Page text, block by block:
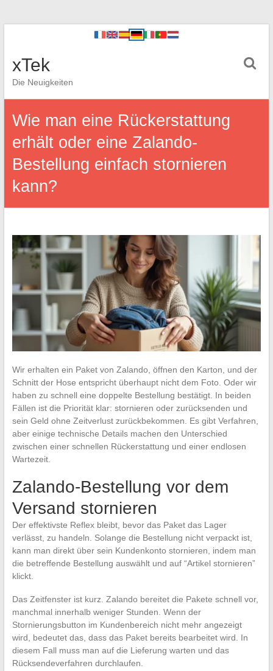
xTek
Die Neuigkeiten
Wie man eine Rückerstattung
erhält oder eine Zalando-
Bestellung einfach stornieren
kann?
Wir erhalten ein Paket von Zalando, öffnen den Karton, und der
Schnitt der Hose entspricht überhaupt nicht dem Foto. Oder wir
haben zu schnell eine doppelte Bestellung bestätigt. In beiden
Fällen ist die Priorität klar: stornieren oder zurücksenden und
sein Geld ohne Zeitverlust zurückbekommen. Es gibt Verfahren,
aber einige technische Details machen den Unterschied
zwischen einer schnellen Rückerstattung und einer endlosen
Wartezeit.
Zalando-Bestellung vor dem
Versand stornieren
Der effektivste Reflex bleibt, bevor das Paket das Lager
verlässt, zu handeln. Solange die Bestellung nicht verpackt ist,
kann man direkt über sein Kundenkonto stornieren, indem man
die betreffende Bestellung auswählt und auf “Artikel stornieren”
klickt.
Das Zeitfenster ist kurz. Zalando bereitet die Pakete schnell vor,
manchmal innerhalb weniger Stunden. Wenn der
Stornierungsbutton im Kundenbereich nicht mehr angezeigt
wird, bedeutet das, dass das Paket bereits bearbeitet wird. In
diesem Fall muss man auf die Lieferung warten und das
Rücksendeverfahren durchlaufen.